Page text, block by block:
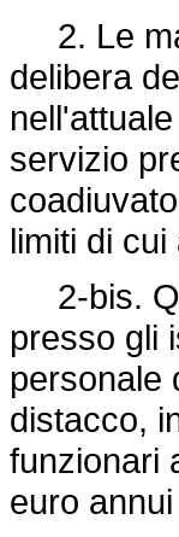
2. Le
delibera
servizio
limiti di
2-bis.
presso gli
personale
distacco,
funzionari
euro